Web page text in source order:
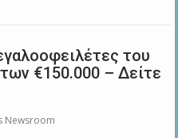
του
€150.000 – Δείτε
Newsroom